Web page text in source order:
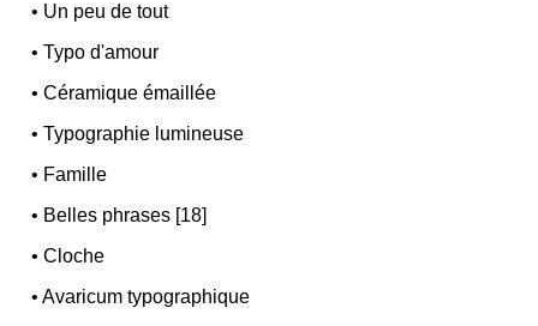
• Un peu de tout
•Typo d'amour
•Céramique émaillée
•Typographie lumineuse
• Famille
• Belles phrases [18]
•Cloche
•Avaricum typographique